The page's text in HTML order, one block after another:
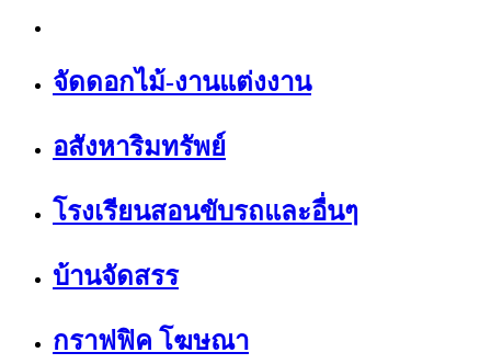
จัดดอกไม้-งานแต่งงาน
อสังหาริมทรัพย์
โรงเรียนสอนขับรถและอื่นๆ
บ้านจัดสรร
กราฟฟิค โฆษณา